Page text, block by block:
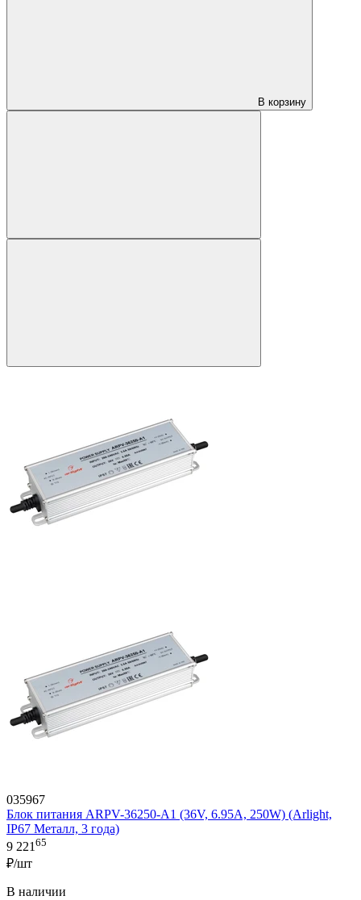
В корзину
035967
Блок питания ARPV-36250-A1 (36V, 6.95A, 250W) (Arlight,
IP67 Металл, 3 года)
9 221 65
₽/шт
В наличии